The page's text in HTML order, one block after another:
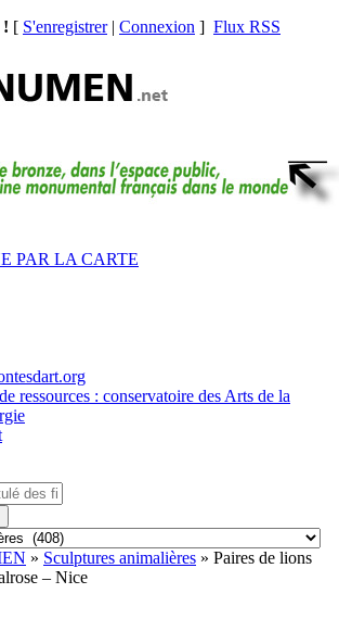
! [ S'enregistrer| Connexion ] Flux RSS
PAR LA CARTE
ressources : conservatoire des Arts de la
» Sculptures animalières » Paires de lions
– Nice